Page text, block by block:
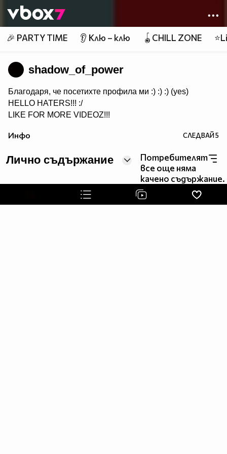
👾
🎉 PARTY TIME 👂 Клю – клю 🪀CHILL ZONE
shadow_of_power
Благодаря, че посетихте профила ми :) :) :) (yes)
HELLO HATERS!!! :/
LIKE FOR MORE VIDEOZ!!!
Инфо СЛЕДВАЙ5
Лично съдържание
Потребителят
все още няма
качено съдържание.